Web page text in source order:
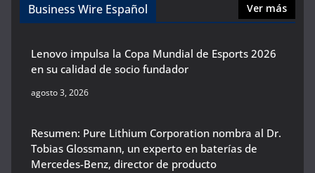
Business Wire Español Ver más
Lenovo impulsa la Copa Mundial de Esports 2026
en su calidad de socio fundador
agosto 3, 2026
Resumen: Pure Lithium Corporation nombra al Dr.
Tobias Glossmann, un experto en baterías de
Mercedes-Benz, director de producto